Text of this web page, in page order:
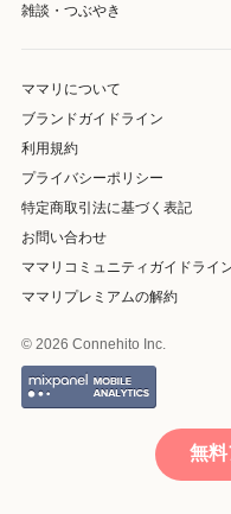
雑談・つぶやき
ママリについて
ブランドガイドライン
利用規約
プライバシーポリシー
特定商取引法に基づく表記
お問い合わせ
ママリコミュニティガイドライ
ママリプレミアムの解約
© 2026 Connehito Inc.
無料